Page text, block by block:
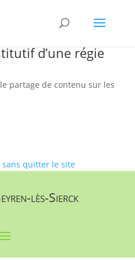
d’une régie
partage de contenu sur les
sans quitter le site
lès-Sierck